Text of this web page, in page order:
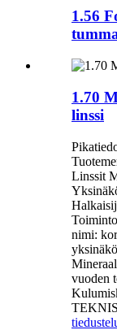
1.56
1.70
linssi
Linssit
nimi:
vuoden